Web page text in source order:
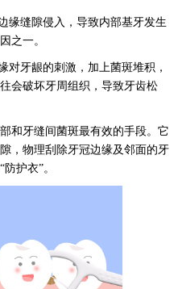
缘缝隙侵入，导致内部基牙发生
之一。
对牙龈的刺激，加上菌斑堆积，
会破坏牙周组织，导致牙齿松
和牙缝间菌斑最有效的手段。它
，物理刮除牙冠边缘及邻面的牙
护衣”。